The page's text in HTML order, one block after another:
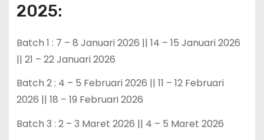
2025:
Batch 1 : 7 – 8 Januari 2026 || 14 – 15 Januari 2026
|| 21 – 22 Januari 2026
Batch 2 : 4 – 5 Februari 2026 || 11 – 12 Februari
2026 || 18 – 19 Februari 2026
Batch 3 : 2 – 3 Maret 2026 || 4 – 5 Maret 2026